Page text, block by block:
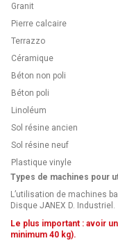
Granit
Pierre calcaire
Terrazzo
Céramique
Béton non poli
Béton poli
Linoléum
Sol résine ancien
Sol résine neuf
Plastique vinyle
Types de machines pour
L’utilisation de machines
Disque JANEX D. Industriel.
Le plus important : avoir
minimum 40 kg).